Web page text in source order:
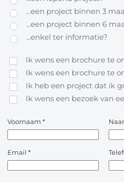
...een project binnen 3
...een project binnen 6
...enkel ter informatie?
Ik wens een brochure te
Ik wens een brochure te
Ik heb een project dat ik
Ik wens een bezoek van
Voornaam *
Email *